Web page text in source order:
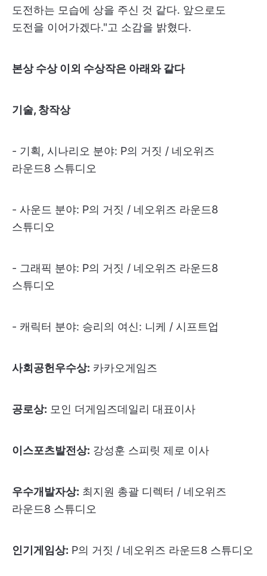
도전하는 모습에 상을 주신 것 같다. 앞으로도
도전을 이어가겠다."고 소감을 밝혔다.
본상 수상 이외 수상작은 아래와 같다
기술, 창작상
- 기획, 시나리오 분야: P의 거짓 / 네오위즈
라운드8 스튜디오
- 사운드 분야: P의 거짓 / 네오위즈 라운드8
스튜디오
- 그래픽 분야: P의 거짓 / 네오위즈 라운드8
스튜디오
- 캐릭터 분야: 승리의 여신: 니케 / 시프트업
사회공헌우수상: 카카오게임즈
공로상: 모인 더게임즈데일리 대표이사
이스포츠발전상: 강성훈 스피릿 제로 이사
우수개발자상: 최지원 총괄 디렉터 / 네오위즈
라운드8 스튜디오
인기게임상: P의 거짓 / 네오위즈 라운드8 스튜디오